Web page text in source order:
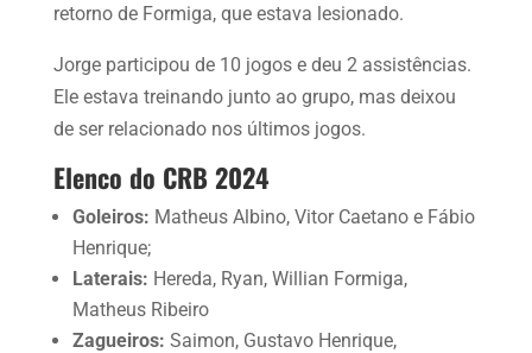
retorno de Formiga, que estava lesionado.
Jorge participou de 10 jogos e deu 2 assistências.
Ele estava treinando junto ao grupo, mas deixou
de ser relacionado nos últimos jogos.
Elenco do CRB 2024
Goleiros: Matheus Albino, Vitor Caetano e Fábio
Henrique;
Laterais: Hereda, Ryan, Willian Formiga,
Matheus Ribeiro
Zagueiros: Saimon, Gustavo Henrique,